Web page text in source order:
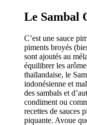
Le Sambal
C’est une sauce
piments broyés
sont ajoutés au
équilibrer les
thaïlandaise, le
indonésienne et
des sambals et
condiment ou
recettes de sauces
piquante. Avoue